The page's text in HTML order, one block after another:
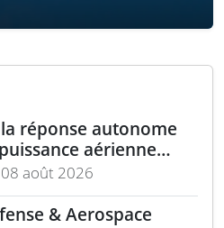
réponse autonome
aérienne
août 2026
& Aerospace